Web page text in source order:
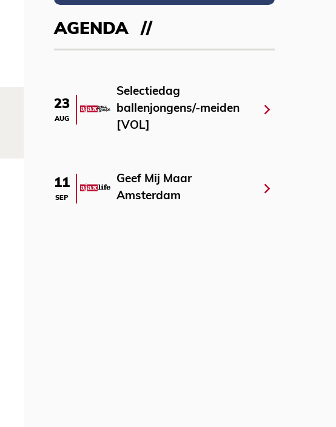
AGENDA
23
AUG
Selectiedag
ballenjongens/-meiden
[VOL]
11
SEP
Geef Mij Maar
Amsterdam